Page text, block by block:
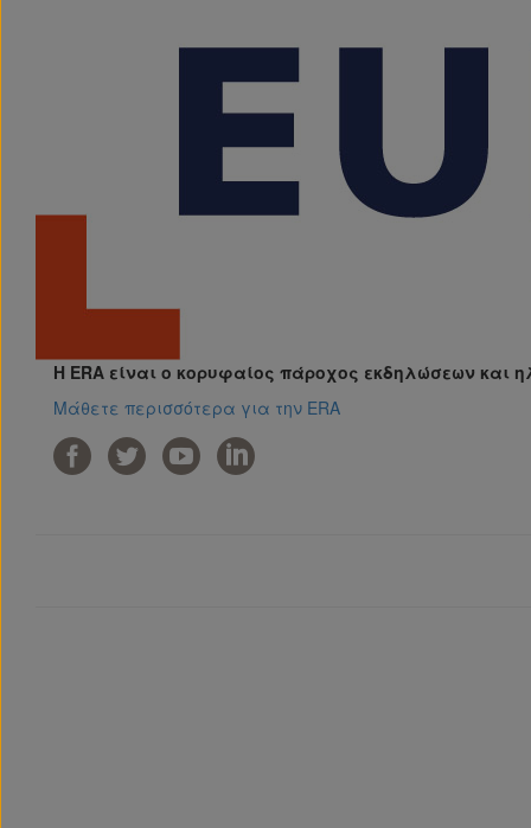
Η ERA είναι ο κορυφαίος πάροχος εκδηλώσεων και
Μάθετε περισσότερα για την ERA